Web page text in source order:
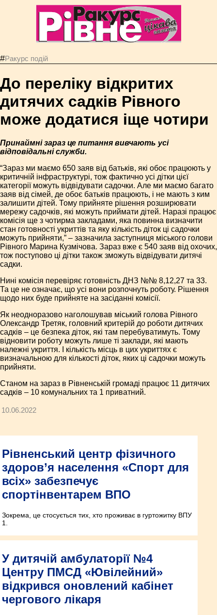
#Ракурс подій
До переліку відкритих
дитячих садків Рівного
може додатися іще чотири
Принаймні зараз це питання вивчають усі
відповідальні служби.
“Зараз ми маємо 650 заяв від батьків, які обоє працюють у
критичній інфраструктурі, тож фактично усі дітки цієї
категорії можуть відвідувати садочки. Але ми маємо багато
заяв від сімей, де обоє батьків працюють, і не мають з ким
залишити дітей. Тому прийняте рішення розширювати
мережу садочків, які можуть приймати дітей. Наразі працює
комісія ще з чотирма закладами, яка повинна визначити
стан готовності укриттів та яку кількість діток ці садочки
можуть прийняти,” – зазначила заступниця міського голови
Рівного Марина Кузмічова. Зараз вже є 540 заяв від охочих,
тож поступово ці дітки також зможуть відвідувати дитячі
садки.
Нині комісія перевіряє готовність ДНЗ №№ 8,12,27 та 33.
Та це не означає, що усі вони розпочнуть роботу. Рішення
щодо них буде прийняте на засіданні комісії.
Як неодноразово наголошував міський голова Рівного
Олександр Третяк, головний критерій до роботи дитячих
садків – це безпека діток, які там перебуватимуть. Тому
відновити роботу можуть лише ті заклади, які мають
належні укриття. І кількість місць в цих укриттях є
визначальною для кількості діток, яких ці садочки можуть
прийняти.
Станом на зараз в Рівненській громаді працює 11 дитячих
садків – 10 комунальних та 1 приватний.
10.06.2022
Рівненський центр фізичного
здоров’я населення «Спорт для
всіх» забезпечує
спортінвентарем ВПО
Зокрема, це стосується тих, хто проживає в гуртожитку ВПУ
1.
У дитячій амбулаторії №4
Центру ПМСД «Ювілейний»
відкрився оновлений кабінет
чергового лікаря